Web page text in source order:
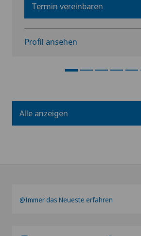
Termin vereinbaren
Profil ansehen
Alle anzeigen
@Immer das Neueste erfahren